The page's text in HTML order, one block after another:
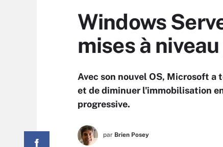
Windows
mises à
Avec son nouvel OS, Microsoft
et de diminuer l'immobilisation
progressive.
par Brien Posey